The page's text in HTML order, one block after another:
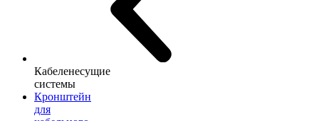
Кабеленесущие
системы
Кронштейн
для